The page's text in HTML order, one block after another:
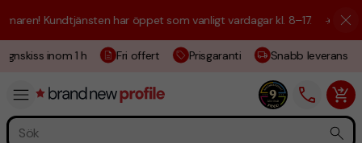
Kundtjänsten har öppet som vanligt vardagar kl. 8–17. ☀️ Vi är här
inom 1 h Fri offert Prisgaranti Snabb leverans